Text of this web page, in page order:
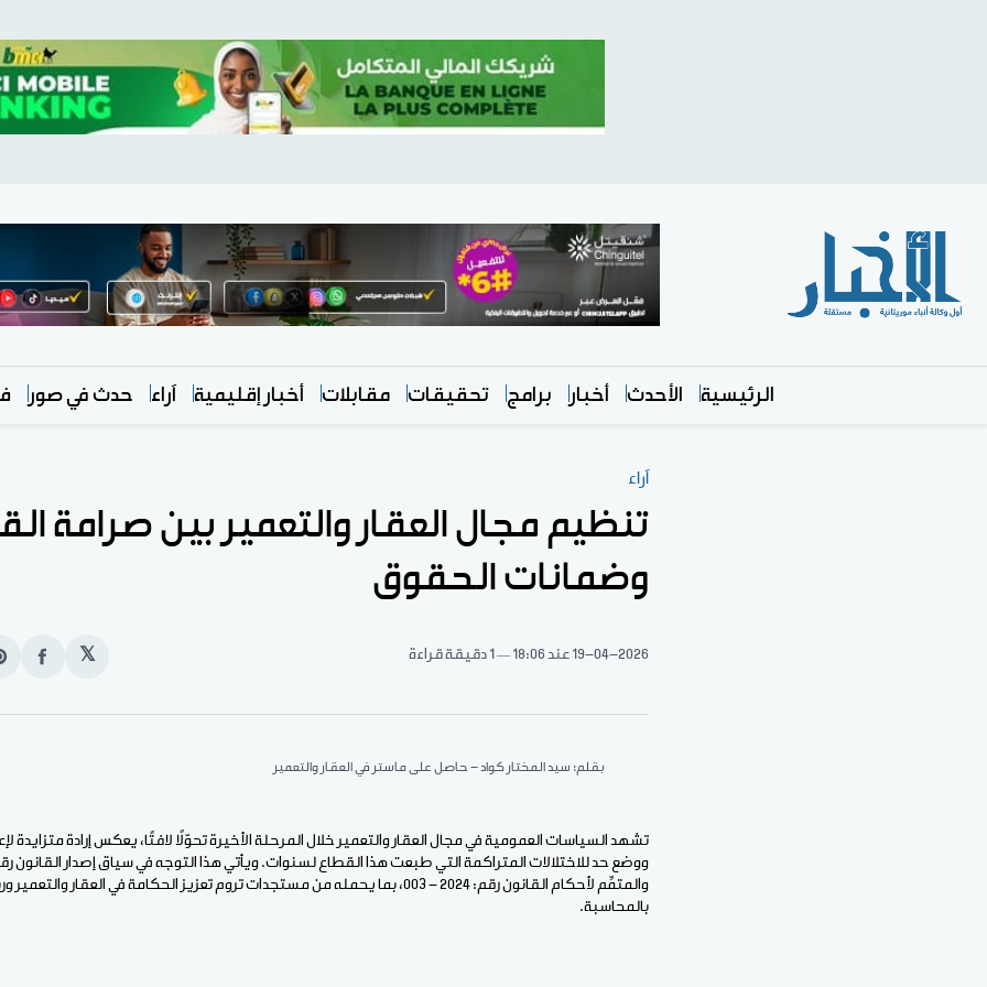
الرئيسية الأحدث أخبار برامج تحقيقات مقابلات أخبار إقليمية آراء حدث في صور
آراء
تنظيم مجال العقار والتعمير بين صرامة
وضمانات الحقوق
19-04-2026 عند 18:06 1 دقيقة قراءة 𝕏
انشر
بقلم: سيد المختار كواد - حاصل على ماستر في العقار والتعمير
تشهد السياسات العمومية في مجال العقار والتعمير خلال المرحلة الأخيرة تحوّلًا لافتًا، يعكس إرادة متزايدة
والمتمِّم لأحكام القانون رقم: 2024 - 003، بما يحمله من مستجدات تروم تعزيز الحكامة في العقار
بالمحاسبة.